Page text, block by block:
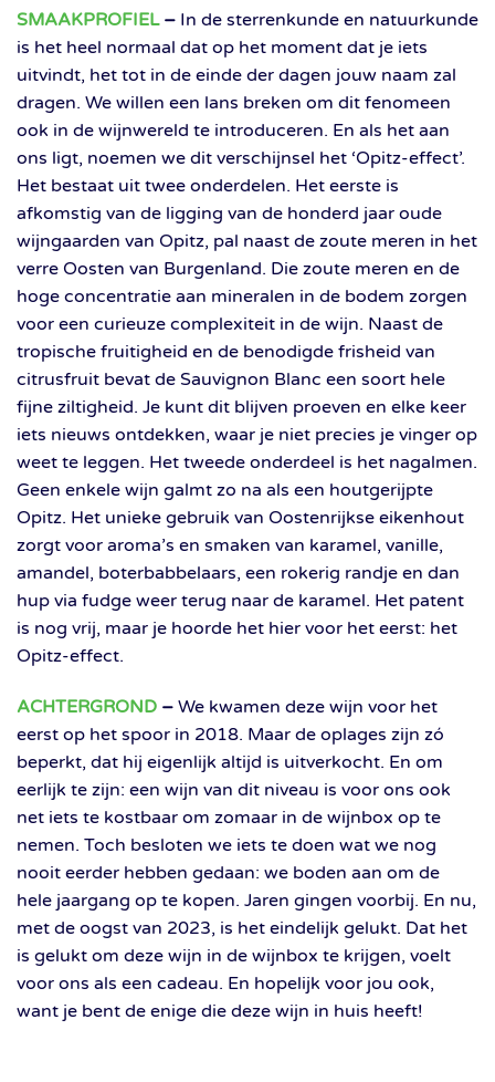
SMAAKPROFIEL– In de sterrenkunde en natuurkunde
is het heel normaal dat op het moment dat je iets
uitvindt, het tot in de einde der dagen jouw naam zal
dragen. We willen een lans breken om dit fenomeen
ook in de wijnwereld te introduceren. En als het aan
ons ligt, noemen we dit verschijnsel het ‘Opitz-effect’.
Het bestaat uit twee onderdelen. Het eerste is
afkomstig van de ligging van de honderd jaar oude
wijngaarden van Opitz, pal naast de zoute meren in het
verre Oosten van Burgenland. Die zoute meren en de
hoge concentratie aan mineralen in de bodem zorgen
voor een curieuze complexiteit in de wijn. Naast de
tropische fruitigheid en de benodigde frisheid van
citrusfruit bevat de Sauvignon Blanc een soort hele
fijne ziltigheid. Je kunt dit blijven proeven en elke keer
iets nieuws ontdekken, waar je niet precies je vinger op
weet te leggen. Het tweede onderdeel is het nagalmen.
Geen enkele wijn galmt zo na als een houtgerijpte
Opitz. Het unieke gebruik van Oostenrijkse eikenhout
zorgt voor aroma’s en smaken van karamel, vanille,
amandel, boterbabbelaars, een rokerig randje en dan
hup via fudge weer terug naar de karamel. Het patent
is nog vrij, maar je hoorde het hier voor het eerst: het
Opitz-effect.
ACHTERGROND – We kwamen deze wijn voor het
eerst op het spoor in 2018. Maar de oplages zijn zó
beperkt, dat hij eigenlijk altijd is uitverkocht. En om
eerlijk te zijn: een wijn van dit niveau is voor ons ook
net iets te kostbaar om zomaar in de wijnbox op te
nemen. Toch besloten we iets te doen wat we nog
nooit eerder hebben gedaan: we boden aan om de
hele jaargang op te kopen. Jaren gingen voorbij. En nu,
met de oogst van 2023, is het eindelijk gelukt. Dat het
is gelukt om deze wijn in de wijnbox te krijgen, voelt
voor ons als een cadeau. En hopelijk voor jou ook,
want je bent de enige die deze wijn in huis heeft!